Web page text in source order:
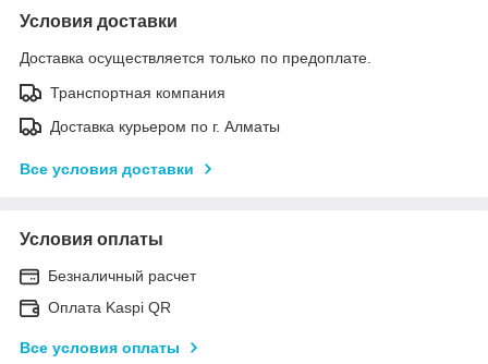
Условия доставки
Доставка осуществляется только по предоплате.
Транспортная компания
Доставка курьером по г. Алматы
Все условия доставки
Условия оплаты
Безналичный расчет
Оплата Kaspi QR
Все условия оплаты